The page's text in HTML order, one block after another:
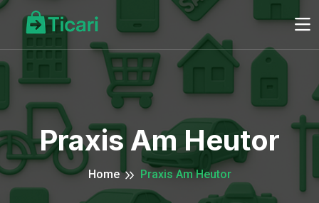
Praxis Am Heutor
Home Praxis Am Heutor